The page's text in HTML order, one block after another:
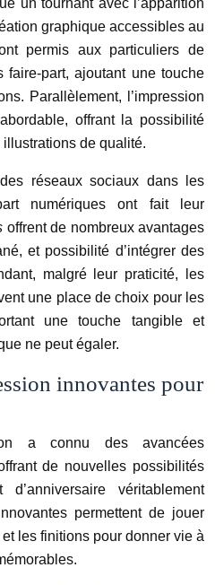
un tournant avec l’apparition
graphique accessibles au
permis aux particuliers de
faire-part, ajoutant une touche
Parallèlement, l’impression
offrant la possibilité
illustrations de qualité.
réseaux sociaux dans les
numériques ont fait leur
offrent de nombreux avantages
et possibilité d’intégrer des
malgré leur praticité, les
une place de choix pour les
une touche tangible et
ne peut égaler.
innovantes pour
a connu des avancées
de nouvelles possibilités
véritablement
permettent de jouer
les finitions pour donner vie à